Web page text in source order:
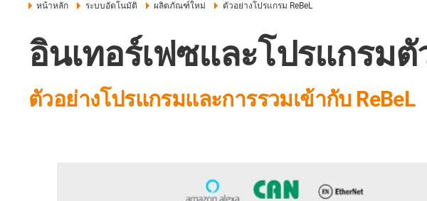
หน้าหลัก ระบบอัตโนมัติ ผลิตภัณฑ์ใหม่ ตัวอย่างโปรแกรม ReBeL
อินเทอร์เฟซและโปรแกรมตั
ตัวอย่างโปรแกรมและการรวมเข้ากับ ReBeL